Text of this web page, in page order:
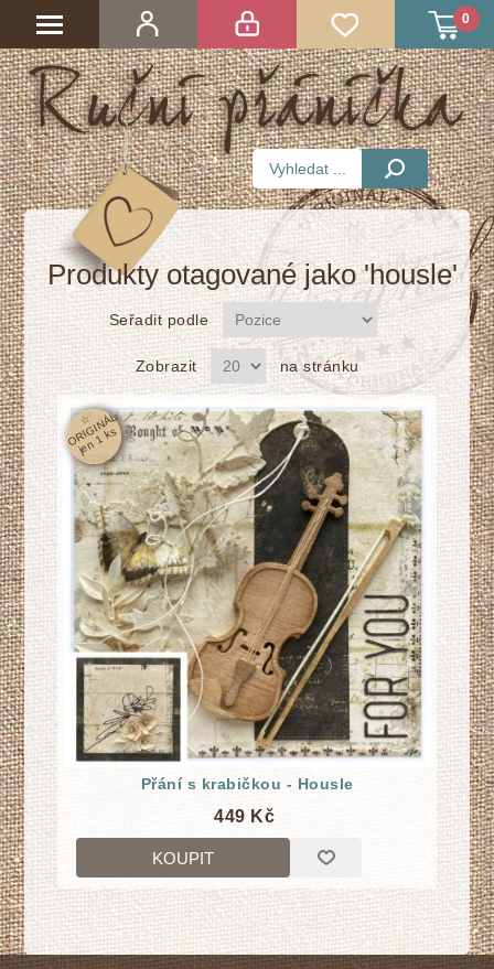
0
Produkty otagované jako 'housle'
Seřadit podle
Zobrazit na stránku
☆
O
RI
GI
N
Á
L
j
e
n
1
k
s
Přání s krabičkou - Housle
449 Kč
KOUPIT